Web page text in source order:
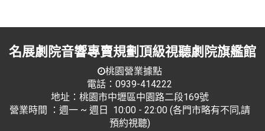
名展劇院音響專賣規劃頂級視聽劇院旗艦館
桃園營業據點
電話：0939-414222
地址：桃園市中壢區中園路二段169號
營業時間 ：週一 ~ 週日 10:00 - 22:00 (各門市略有不同,請
預約視聽)